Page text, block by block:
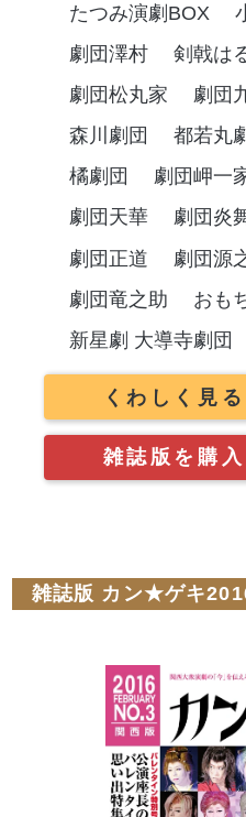
たつみ演劇BOX
劇団澤村
剣戟は
劇団松丸家
劇団
森川劇団
都若丸
橘劇団
劇団岬一
劇団天華
劇団炎
劇団正道
劇団源
劇団竜之助
おも
新星劇 大導寺劇団
くわしく見る
雑誌版を購入
雑誌版 カン★ゲキ